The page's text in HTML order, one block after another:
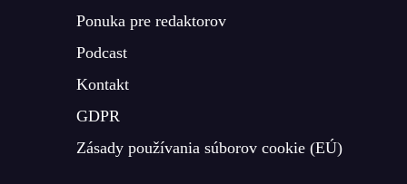
Ponuka pre redaktorov
Podcast
Kontakt
GDPR
Zásady používania súborov cookie (EÚ)